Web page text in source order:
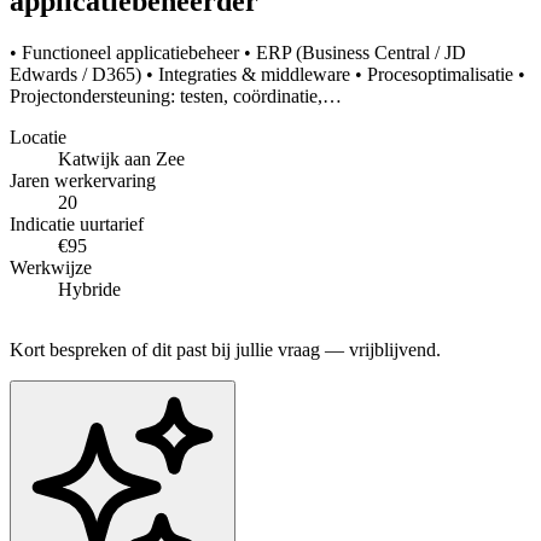
• Functioneel applicatiebeheer • ERP (Business Central / JD
Edwards / D365) • Integraties & middleware • Procesoptimalisatie •
Projectondersteuning: testen, coördinatie,…
Locatie
Katwijk aan Zee
Jaren werkervaring
20
Indicatie uurtarief
€95
Werkwijze
Hybride
Kort bespreken of dit past bij jullie vraag — vrijblijvend.